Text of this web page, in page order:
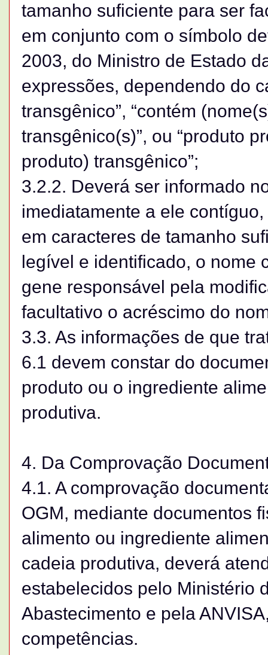
tamanho suficiente para ser
em conjunto com o símbolo
2003, do Ministro de Estado
expressões, dependendo do
transgênico”, “contém
transgênico(s)”, ou “produto
produto) transgênico”;
3.2.2. Deverá ser informado
imediatamente a ele
em caracteres de tamanho
legível e identificado, o nome
gene responsável pela
facultativo o acréscimo do
3.3. As informações de que
6.1 devem constar do
produto ou o ingrediente
produtiva.
4. Da Comprovação
4.1. A comprovação
OGM, mediante documentos
alimento ou ingrediente
cadeia produtiva, deverá
estabelecidos pelo Ministério
Abastecimento e pela
competências.